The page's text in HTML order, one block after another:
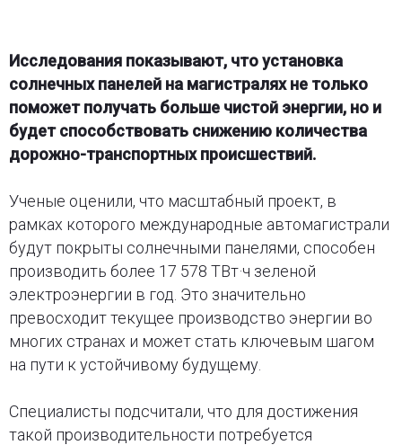
Исследования показывают, что установка
солнечных панелей на магистралях не только
поможет получать больше чистой энергии, но и
будет способствовать снижению количества
дорожно-транспортных происшествий.
Ученые оценили, что масштабный проект, в
рамках которого международные автомагистрали
будут покрыты солнечными панелями, способен
производить более 17 578 ТВт·ч зеленой
электроэнергии в год. Это значительно
превосходит текущее производство энергии во
многих странах и может стать ключевым шагом
на пути к устойчивому будущему.
Специалисты подсчитали, что для достижения
такой производительности потребуется